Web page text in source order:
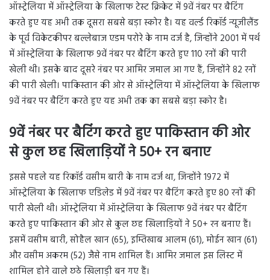
ऑस्ट्रेलिया में ऑस्ट्रेलिया के खिलाफ टेस्ट क्रिकेट में 9वें नंबर पर बैटिंग
करते हुए यह अभी तक दूसरा सबसे बड़ा स्कोर है। यह वर्ल्ड रिकॉर्ड न्यूजीलैंड
के पूर्व विकेटकीपर बल्लेबाज एडम परोरे के नाम दर्ज है, जिन्होंने 2001 में पर्थ
में ऑस्ट्रेलिया के खिलाफ 9वें नंबर पर बैटिंग करते हुए 110 रनों की पारी
खेली थी। इसके बाद दूसरे नंबर पर आमिर जमाल आ गए हैं, जिन्होंने 82 रनों
की पारी खेली। पाकिस्तान की ओर से ऑस्ट्रेलिया में ऑस्ट्रेलिया के खिलाफ
9वें नंबर पर बैटिंग करते हुए यह अभी तक का सबसे बड़ा स्कोर है।
9वें नंबर पर बैटिंग करते हुए पाकिस्तान की ओर
से कुल छह खिलाड़ियों ने 50+ रन बनाए
इससे पहले यह रिकॉर्ड वसीम बारी के नाम दर्ज था, जिन्होंने 1972 में
ऑस्ट्रेलिया के खिलाफ एडिलेड में 9वें नंबर पर बैटिंग करते हुए 80 रनों की
पारी खेली थी। ऑस्ट्रेलिया में ऑस्ट्रेलिया के खिलाफ 9वें नंबर पर बैटिंग
करते हुए पाकिस्तान की ओर से कुल छह खिलाड़ियों ने 50+ रन बनाए हैं।
इसमें वसीम बारी, सोहैल खान (65), इम्तिखाब आलम (61), मोईन खान (61)
और वसीम अकरम (52) जैसे नाम शामिल हैं। आमिर जमाल इस लिस्ट में
शामिल होने वाले छठे खिलाड़ी बन गए हैं।